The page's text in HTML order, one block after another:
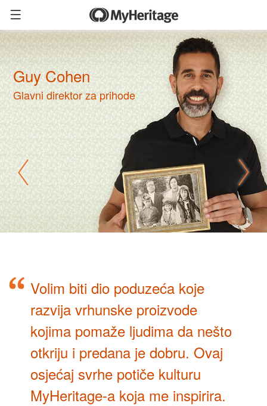
Guy Cohen
Glavni direktor za prihode
Volim biti dio poduzeća koje
razvija vrhunske proizvode
kojima pomaže ljudima da nešto
otkriju i predana je dobru. Ovaj
osjećaj svrhe potiče kulturu
MyHeritage-a koja me inspirira.